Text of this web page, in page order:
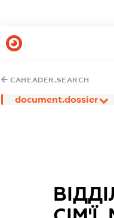
CAHEADER.SEARCH
document.dossier